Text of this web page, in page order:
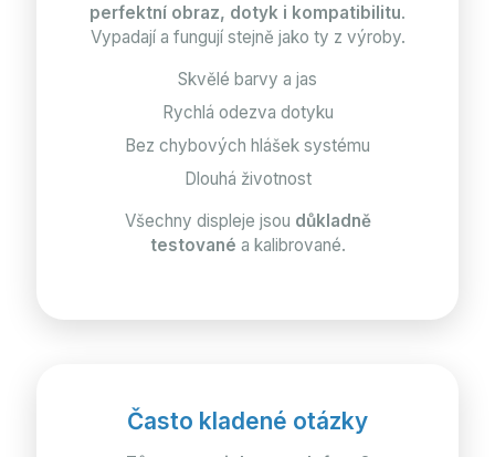
perfektní obraz, dotyk i kompatibilitu.
Vypadají a fungují stejně jako ty z výroby.
Skvělé barvy a jas
Rychlá odezva dotyku
Bez chybových hlášek systému
Dlouhá životnost
Všechny displeje jsou důkladně
testované a kalibrované.
Často kladené otázky